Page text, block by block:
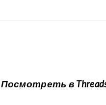
Посмотреть в